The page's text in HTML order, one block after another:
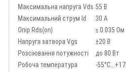
Максимальна напруга Vds 55 В
Максимальний струм Id
30 А
Опір Rds(on)
≤ 0.035 Ом
Напруга затвора Vgs
±20 В
Розсіювання потужності
до 80 Вт
Робоча температура
-